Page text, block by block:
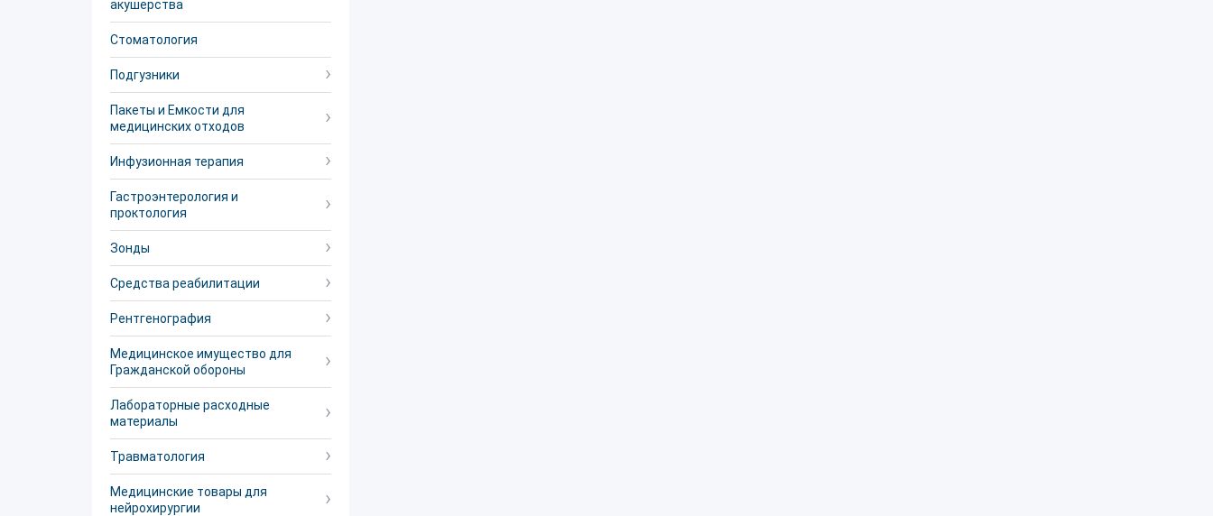
акушерства
Стоматология
Подгузники
Пакеты и Емкости для
медицинских отходов
Инфузионная терапия
Гастроэнтерология и
проктология
Зонды
Средства реабилитации
Рентгенография
Медицинское имущество для
Гражданской обороны
Лабораторные расходные
материалы
Травматология
Медицинские товары для
нейрохирургии